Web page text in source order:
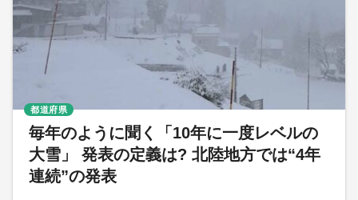
毎年のように聞く「10年に一度レベルの
大雪」 発表の定義は? 北陸地方では“4年
連続”の発表
都道府県